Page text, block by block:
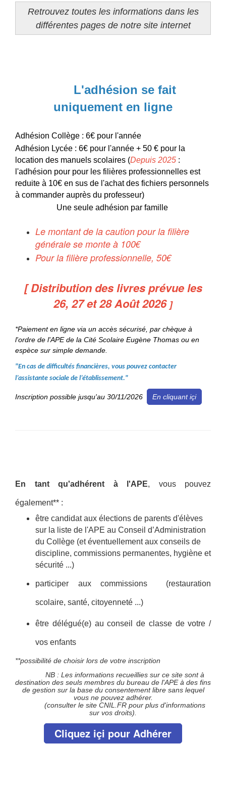
Retrouvez toutes les informations dans les
différentes pages de notre site internet
L'adhésion se fait
uniquement en ligne
Adhésion Collège : 6€ pour l'année
Adhésion Lycée : 6€ pour l'année + 50 € pour la
location des manuels scolaires (Depuis 2025 :
l'adhésion pour pour les filières professionnelles est
reduite à 10€ en sus de l'achat des fichiers personnels
à commander auprès du professeur)
Une seule adhésion par famille
Le montant de la caution pour la filière
générale se monte à 100€
Pour la filière professionnelle, 50€
[ Distribution des livres prévue les
26, 27 et 28 Août 2026 ]
*Paiement en ligne via un accès sécurisé, par chèque à
l'ordre de l'APE de la Cité Scolaire Eugène Thomas ou en
espèce sur simple demande.
"En cas de difficultés financières, vous pouvez contacter
l’assistante sociale de l’établissement."
Inscription possible jusqu'au 30/11/2026 En cliquant içi
En tant qu'adhérent à l'APE, vous pouvez
également** :
être candidat aux élections de parents d'élèves
sur la liste de l'APE au Conseil d’Administration
du Collège (et éventuellement aux conseils de
discipline, commissions permanentes, hygiène et
sécurité ...)
participer aux commissions (restauration
scolaire, santé, citoyenneté ...)
être délégué(e) au conseil de classe de votre /
vos enfants
**possibilité de choisir lors de votre inscription
NB : Les informations recueillies sur ce site sont à
destination des seuls membres du bureau de l'APE à des fins
de gestion sur la base du consentement libre sans lequel
vous ne pouvez adhérer.
(consulter le site CNIL.FR pour plus d'informations
sur vos droits).
Cliquez içi pour Adhérer